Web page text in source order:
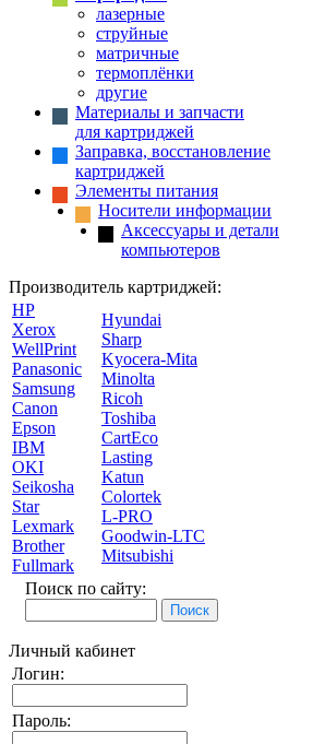
лазерные
струйные
матричные
термоплёнки
другие
Материалы и запчасти
для картриджей
Заправка, восстановление
картриджей
Элементы питания
Носители информации
Аксессуары и детали
компьютеров
Производитель картриджей:
HP
Xerox
WellPrint
Panasonic
Samsung
Canon
Epson
IBM
OKI
Seikosha
Star
Lexmark
Brother
Fullmark
Hyundai
Sharp
Kyocera-Mita
Minolta
Ricoh
Toshiba
CartEco
Lasting
Katun
Colortek
L-PRO
Goodwin-LTC
Mitsubishi
Поиск по сайту:
Личный кабинет
Логин:
Пароль: